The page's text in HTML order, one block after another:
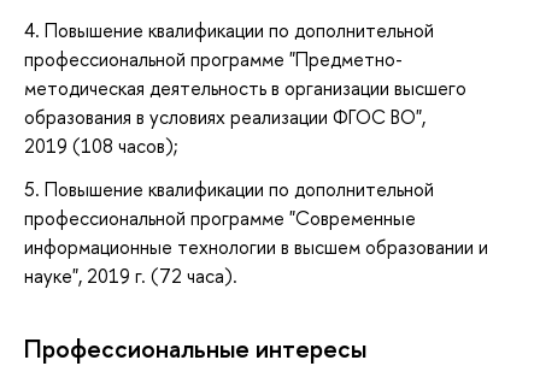
4. Повышение квалификации по дополнительной
профессиональной программе "Предметно-
методическая деятельность в организации высшего
образования в условиях реализации ФГОС ВО",
2019 (108 часов);
5. Повышение квалификации по дополнительной
профессиональной программе "Современные
информационные технологии в высшем образовании и
науке", 2019 г. (72 часа).
Профессиональные интересы